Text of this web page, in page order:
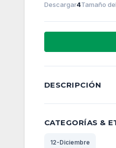
Descargar4Tamaño
DESCRIPCIÓN
CATEGORÍAS &
12-Diciembre